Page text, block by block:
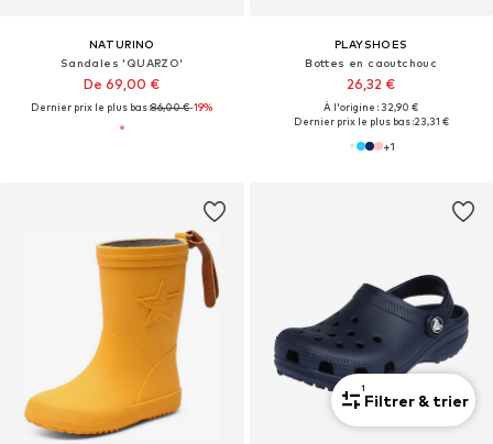
NATURINO
Sandales 'QUARZO'
De 69,00 €
Dernier prix le plus bas :86,00 €-19%
PLAYSHOES
Bottes en caoutchouc
26,32 €
À l'origine : 32,90 €
Dernier prix le plus bas :23,31 €
+1
1
Filtrer & trier